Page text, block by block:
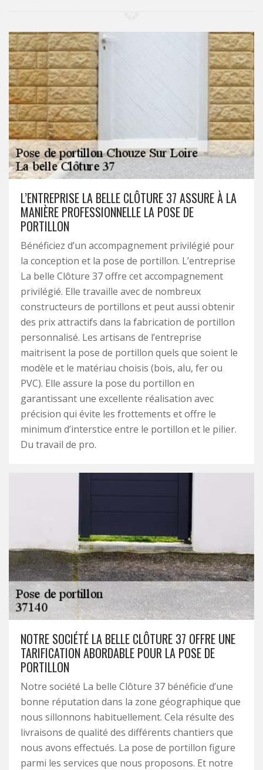
L’ENTREPRISE LA BELLE CLÔTURE 37 ASSURE À LA
MANIÈRE PROFESSIONNELLE LA POSE DE
PORTILLON
Bénéficiez d’un accompagnement privilégié pour
la conception et la pose de portillon. L’entreprise
La belle Clôture 37 offre cet accompagnement
privilégié. Elle travaille avec de nombreux
constructeurs de portillons et peut aussi obtenir
des prix attractifs dans la fabrication de portillon
personnalisé. Les artisans de l’entreprise
maitrisent la pose de portillon quels que soient le
modèle et le matériau choisis (bois, alu, fer ou
PVC). Elle assure la pose du portillon en
garantissant une excellente réalisation avec
précision qui évite les frottements et offre le
minimum d’interstice entre le portillon et le pilier.
Du travail de pro.
NOTRE SOCIÉTÉ LA BELLE CLÔTURE 37 OFFRE UNE
TARIFICATION ABORDABLE POUR LA POSE DE
PORTILLON
Notre société La belle Clôture 37 bénéficie d’une
bonne réputation dans la zone géographique que
nous sillonnons habituellement. Cela résulte des
livraisons de qualité des différents chantiers que
nous avons effectués. La pose de portillon figure
parmi les services que nous proposons. Et notre